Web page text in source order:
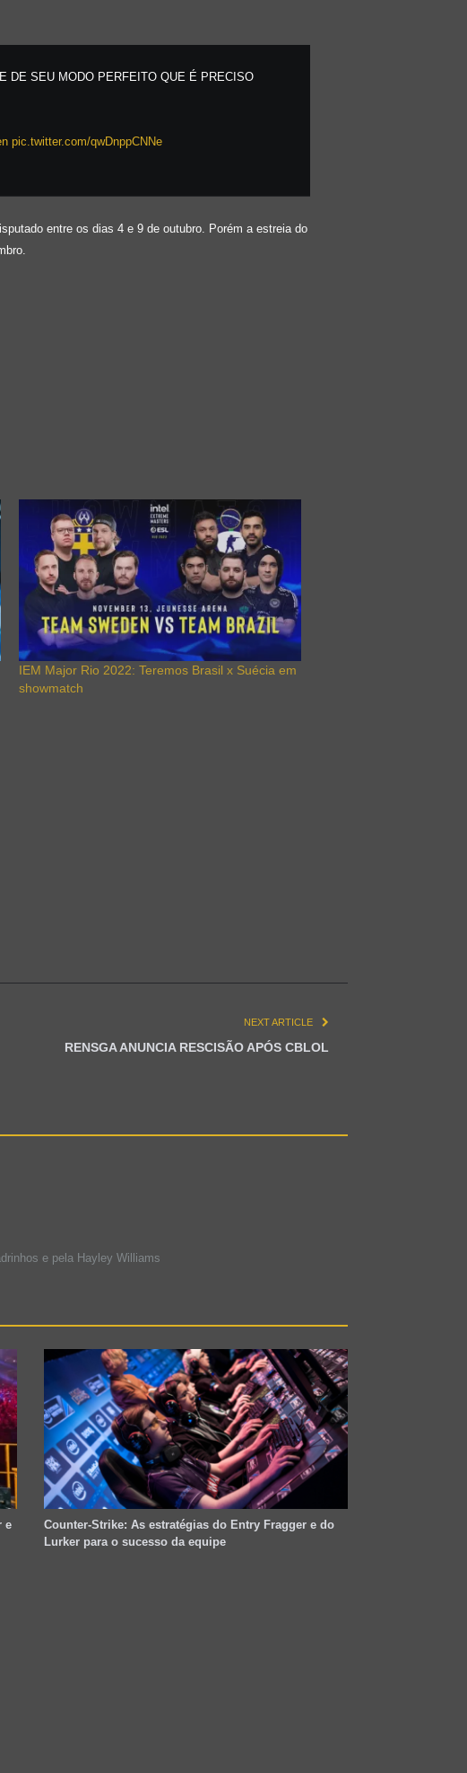
DE SEU MODO PERFEITO QUE É PRECISO
pic.twitter.com/qwDnppCNNe
entre os dias 4 e 9 de outubro. Porém a estreia do
IEM Major Rio 2022: Teremos Brasil x Suécia em
showmatch
NEXT ARTICLE
RENSGA ANUNCIA RESCISÃO APÓS CBLOL
e pela Hayley Williams
e
Counter-Strike: As estratégias do Entry Fragger e do
Lurker para o sucesso da equipe